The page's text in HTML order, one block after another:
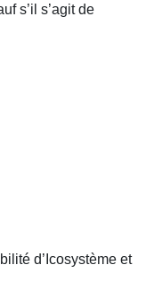
s’il s’agit de
d’Icosystème et